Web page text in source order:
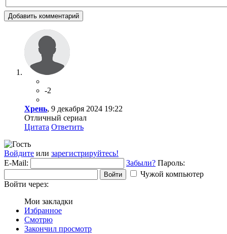
Добавить комментарий
-2
Хрень, 9 декабря 2024 19:22
Отличный сериал
Цитата Ответить
Войдите или зарегистрируйтесь!
E-Mail:
Забыли? Пароль:
Войти
Чужой компьютер
Войти через:
Мои закладки
Избранное
Смотрю
Закончил просмотр